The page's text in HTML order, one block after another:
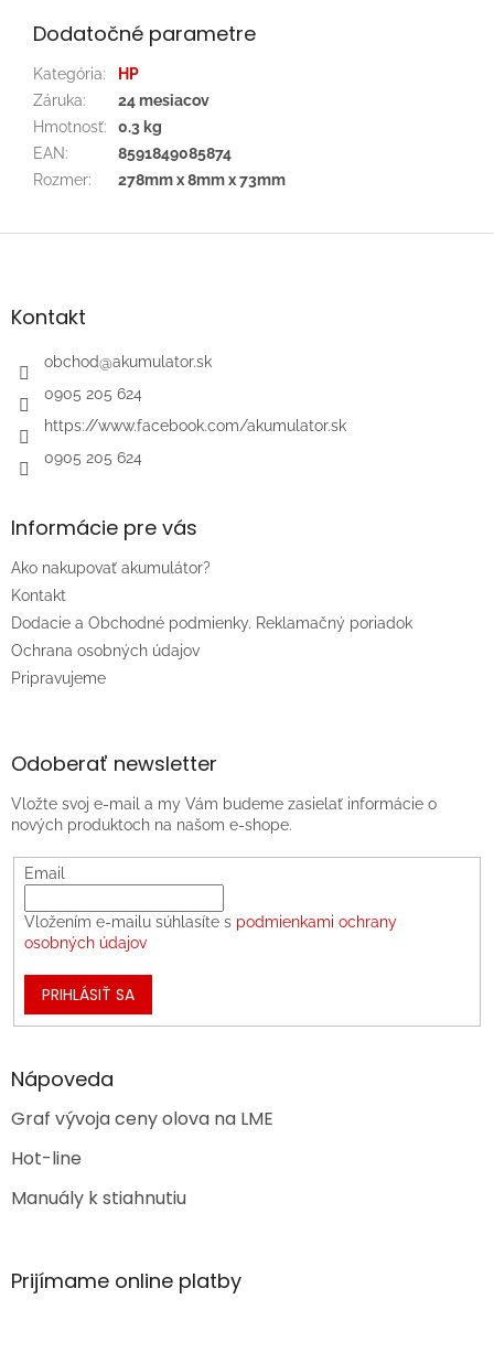
Dodatočné parametre
Kategória:
HP
Záruka:
24 mesiacov
Hmotnosť:
0.3 kg
EAN:
8591849085874
Rozmer: 278mm x 8mm x 73mm
Z
äKontakt
obchod@akumulator.sk
0905 205 624
https://www.facebook.com/akumulator.sk
0905 205 624
Informácie pre vás
Ako nakupovať akumulátor?
Kontakt
Dodacie a Obchodné podmienky. Reklamačný poriadok
Ochrana osobných údajov
Pripravujeme
Odoberať newsletter
Vložte svoj e-mail a my Vám budeme zasielať informácie o
nových produktoch na našom e-shope.
Email
Vložením e-mailu súhlasíte s podmienkami ochrany
osobných údajov
PRIHLÁSIŤ SA
Nápoveda
Graf vývoja ceny olova na LME
Hot-line
Manuály k stiahnutiu
Prijímame online platby